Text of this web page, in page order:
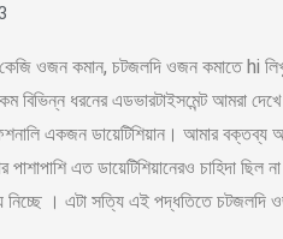
ওজন কমান, চটজলদি ওজন কমাতে hi
বিভিন্ন ধরনের এডভারটাইসমেন্ট আমরা
একজন ডায়েটিশিয়ান। আমার
পাশাপাশি এত ডায়েটিশিয়ানেরও চাহিদা ছিল
নিচ্ছে । এটা সত্যি এই পদ্ধতিতে